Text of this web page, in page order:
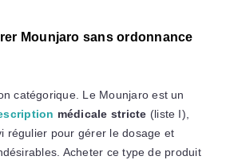
Mounjaro sans ordonnance
catégorique. Le Mounjaro est un
médicale stricte (liste I),
régulier pour gérer le dosage et
Acheter ce type de produit